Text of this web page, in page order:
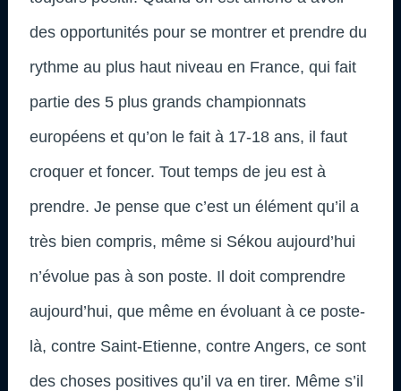
des opportunités pour se montrer et prendre du
rythme au plus haut niveau en France, qui fait
partie des 5 plus grands championnats
européens et qu’on le fait à 17-18 ans, il faut
croquer et foncer. Tout temps de jeu est à
prendre. Je pense que c’est un élément qu’il a
très bien compris, même si Sékou aujourd’hui
n’évolue pas à son poste. Il doit comprendre
aujourd’hui, que même en évoluant à ce poste-
là, contre Saint-Etienne, contre Angers, ce sont
des choses positives qu’il va en tirer. Même s’il